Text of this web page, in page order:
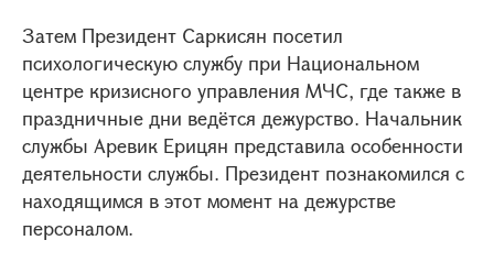
Затем Президент Саркисян посетил
психологическую службу при Национальном
центре кризисного управления МЧС, где также в
праздничные дни ведётся дежурство. Начальник
службы Аревик Ерицян представила особенности
деятельности службы. Президент познакомился с
находящимся в этот момент на дежурстве
персоналом.